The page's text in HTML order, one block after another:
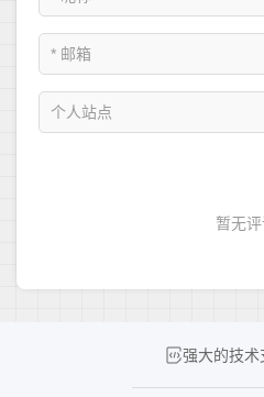
强大的技术